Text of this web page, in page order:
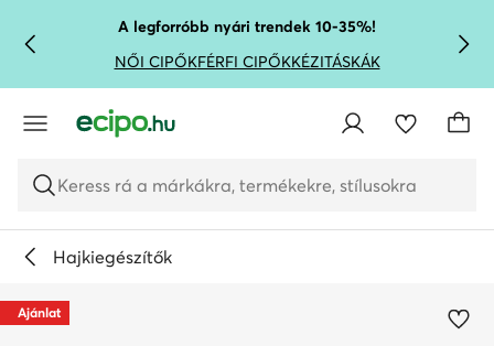
UGRÁS A FŐ TARTALOMRA
UGRÁS A KERESÉSHEZA legforróbb nyári trendek 10-35%!
NŐI CIPŐKFÉRFI CIPŐKKÉZITÁSKÁK
Keress rá a márkákra, termékekre, stílusokra
Hajkiegészítők
Ajánlat